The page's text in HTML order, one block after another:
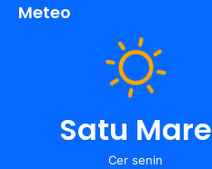
Meteo
Satu Mare
Cer senin